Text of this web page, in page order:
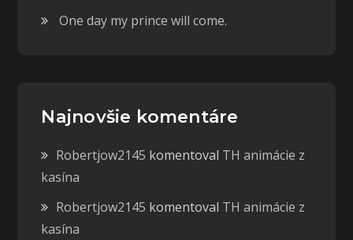
One day my prince will come.
Najnovšie komentáre
Robertjow2145 komentoval TH animácie z
kasína
Robertjow2145 komentoval TH animácie z
kasína